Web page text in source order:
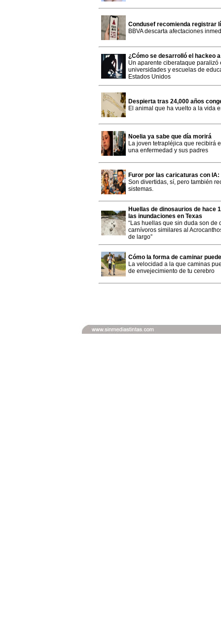
Condusef recomienda registrar
BBVA descarta afectaciones
¿Cómo se desarrolló el hackeo
Un aparente ciberataque
universidades y escuelas de
Estados Unidos
Despierta tras 24,000 años
El animal que ha vuelto a la vida
Noelia ya sabe que día morirá
La joven tetrapléjica que recibirá
una enfermedad y sus padres
Furor por las caricaturas con
Son divertidas, sí, pero también
sistemas.
Huellas de dinosaurios de hace
las inundaciones en Texas
“Las huellas que sin duda son
carnívoros similares al
de largo”
Cómo la forma de caminar
La velocidad a la que caminas
de envejecimiento de tu cerebro